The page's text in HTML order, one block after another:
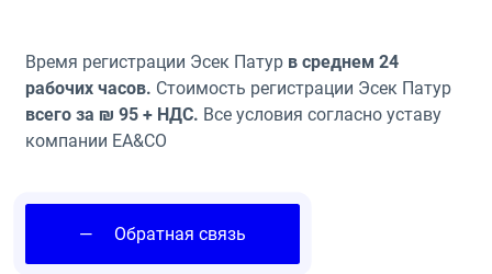
Время регистрации Эсек Патур в среднем 24
рабочих часов. Стоимость регистрации Эсек Патур
всего за ₪ 95 + НДС. Все условия согласно уставу
компании EA&CO
— Обратная связь